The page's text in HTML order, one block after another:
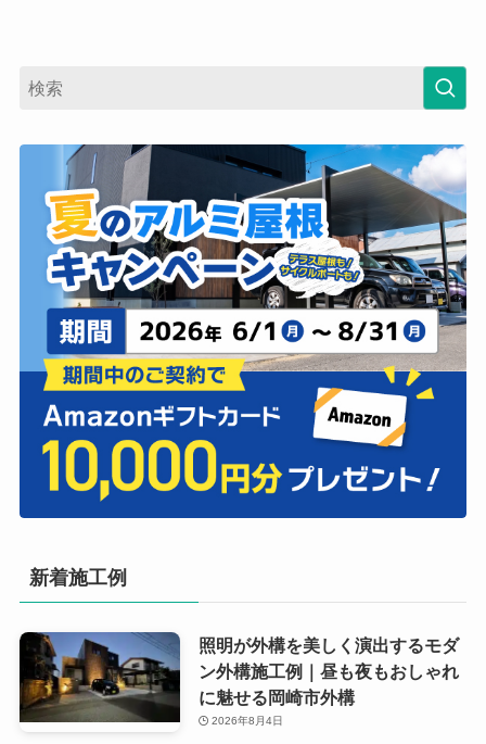
新着施工例
照明が外構を美しく演出するモダ
ン外構施工例｜昼も夜もおしゃれ
に魅せる岡崎市外構
2026年8月4日